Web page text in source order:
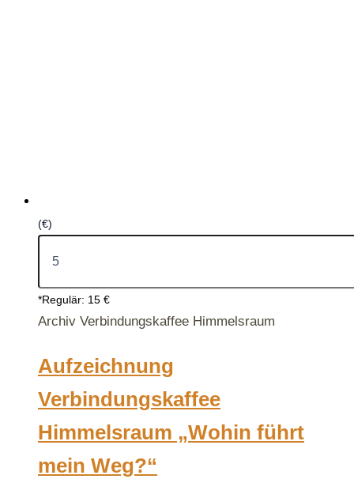
(€)
*Regulär: 15 €
Archiv Verbindungskaffee Himmelsraum
Aufzeichnung
Verbindungskaffee
Himmelsraum „Wohin führt
mein Weg?“